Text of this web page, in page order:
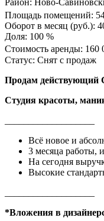
Площадь помещений:
Оборот в месяц (руб.):
Доля: 100 %
Стоимость аренды: 160
Статус: Снят с продаж
Продам действующий
Студия красоты,
Всё новое и
3 месяца работы,
На сегодня
Высокие
*Вложения в